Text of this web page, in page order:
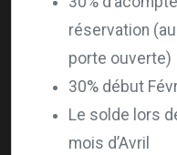
réservation
porte ouverte)
30% début
Le solde lors
mois d’Avril